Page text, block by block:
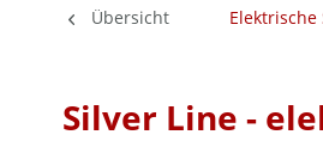
Übersicht
Silver Line -